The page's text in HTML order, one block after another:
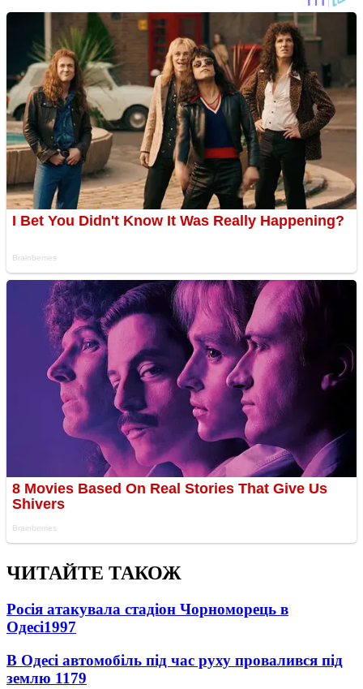
ЧИТАЙТЕ ТАКОЖ
Росія атакувала стадіон Чорноморець в
Одесі1997
В Одесі автомобіль під час руху провалився під
землю 1179